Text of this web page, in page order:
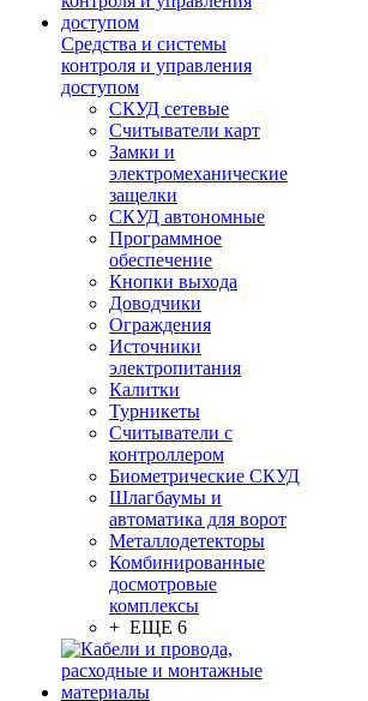
Средства и системы
контроля и управления
доступом
СКУД сетевые
Считыватели карт
Замки и
электромеханические
защелки
СКУД автономные
Программное
обеспечение
Кнопки выхода
Доводчики
Ограждения
Источники
электропитания
Калитки
Турникеты
Считыватели с
контроллером
Биометрические СКУД
Шлагбаумы и
автоматика для ворот
Металлодетекторы
Комбинированные
досмотровые
комплексы
+ ЕЩЕ 6